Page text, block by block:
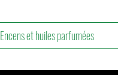
Encens et huiles parfumées